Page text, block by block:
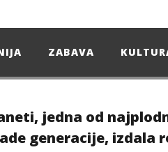
Projekcija filma – SPIDER-MAN: Novo doba
Poduzetnička oluja: Priča o braći koja su u samo osam godina osvojila tržište
ZABAVA
jedna od
generacije, izdala